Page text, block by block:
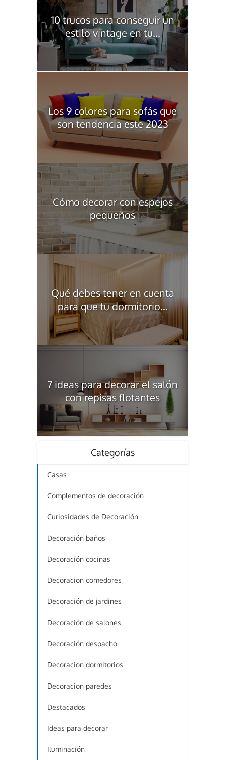
10 trucos para conseguir un
estilo vintage en tu...
Los 9 colores para sofás que
son tendencia este 2023
Cómo decorar con espejos
pequeños
Qué debes tener en cuenta
para que tu dormitorio...
7 ideas para decorar el salón
con repisas flotantes
Categorías
Casas
Complementos de decoración
Curiosidades de Decoración
Decoración baños
Decoración cocinas
Decoracion comedores
Decoración de jardines
Decoración de salones
Decoración despacho
Decoracion dormitorios
Decoracion paredes
Destacados
Ideas para decorar
Iluminación